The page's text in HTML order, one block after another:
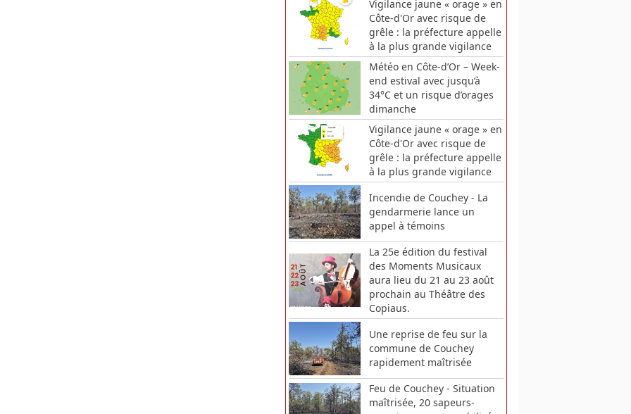
Vigilance jaune « orage » en
Côte-d'Or avec risque de
grêle : la préfecture appelle
à la plus grande vigilance
Météo en Côte-d’Or – Week-
end estival avec jusqu’à
34°C et un risque d’orages
dimanche
Vigilance jaune « orage » en
Côte-d'Or avec risque de
grêle : la préfecture appelle
à la plus grande vigilance
Incendie de Couchey - La
gendarmerie lance un
appel à témoins
La 25e édition du festival
des Moments Musicaux
aura lieu du 21 au 23 août
prochain au Théâtre des
Copiaus.
Une reprise de feu sur la
commune de Couchey
rapidement maîtrisée
Feu de Couchey - Situation
maîtrisée, 20 sapeurs-